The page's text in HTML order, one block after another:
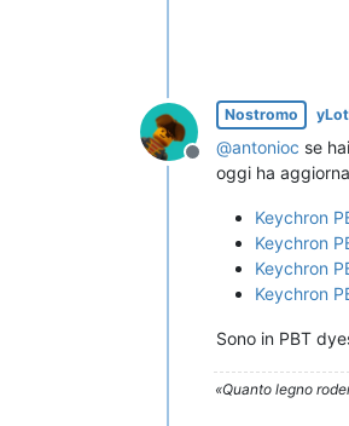
Non in linea
Nostromo
@antonioc se
oggi ha
Keychron
Keychron
Keychron
Keychron
Sono in PBT
«Quanto legno